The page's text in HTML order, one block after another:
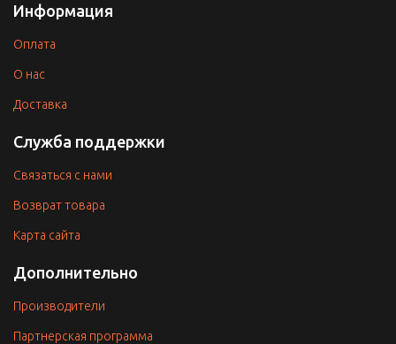
Информация
Оплата
O нас
Доставка
Служба поддержки
Связаться с нами
Возврат товара
Карта сайта
Дополнительно
Производители
Партнерская программа